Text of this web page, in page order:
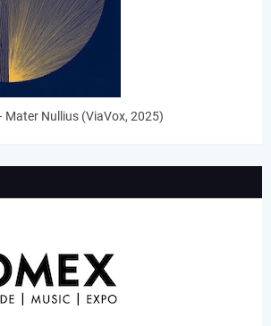
Mater Nullius (ViaVox, 2025)